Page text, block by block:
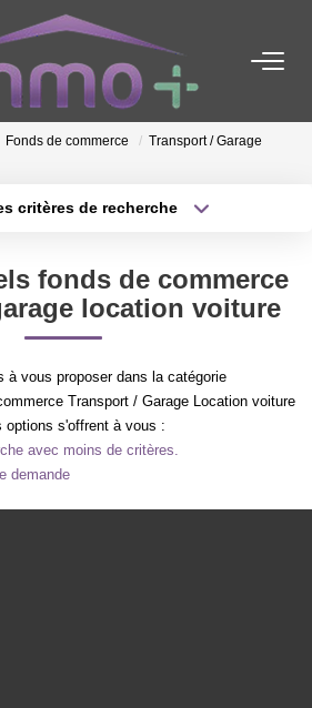
ACHETER
ESTIMER
AGENCE
Nous Contacter
Sommes-Nous ?
Fonds de commerce
Transport / Garage
critères de recherche
Surface min
fonds de commerce
location voiture
à vous proposer dans la catégorie
Transport / Garage Location voiture
options s'offrent à vous :
avec moins de critères.
demande